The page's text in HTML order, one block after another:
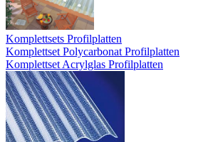
Komplettsets Profilplatten
Komplettset Polycarbonat Profilplatten
Komplettset Acrylglas Profilplatten